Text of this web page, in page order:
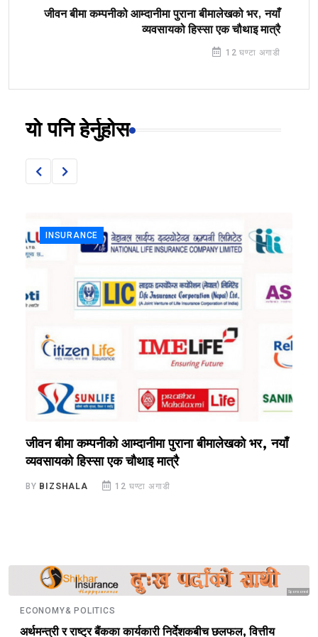
जीवन बीमा कम्पनीको आम्दानीमा पुराना बीमालेखको भर, नयाँ
व्यवसायको हिस्सा एक चौथाइ मात्रै
12 घण्टा अगाडी
यो पनि हेर्नुहोस
INSURANCE
जीवन बीमा कम्पनीको आम्दानीमा पुराना बीमालेखको भर, नयाँ
व्यवसायको हिस्सा एक चौथाइ मात्रै
BY BIZSHALA 12 घण्टा अगाडी
Sponsored
ECONOMY& POLITICS
अर्थमन्त्री र राष्ट्र बैंकका कार्यकारी निर्देशकबीच छलफल, वित्तीय